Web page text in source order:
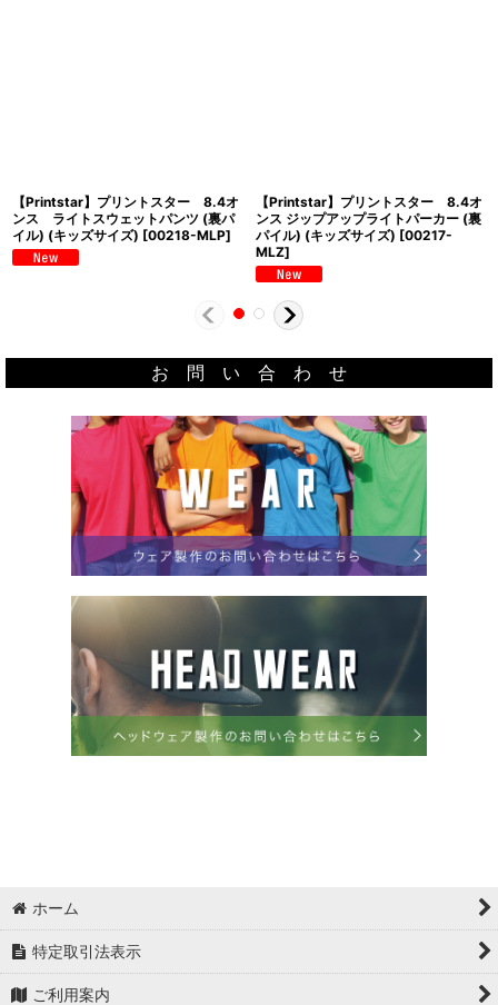
【Printstar】プリントスター 8.4オ
ンス ライトスウェットパンツ (裏パ
イル) (キッズサイズ) [00218-MLP]
【Printstar】プリントスター 8.4オ
ンス ジップアップライトパーカー (裏
パイル) (キッズサイズ) [00217-
MLZ]
お 問 い 合 わ せ
ホーム
特定取引法表示
ご利用案内